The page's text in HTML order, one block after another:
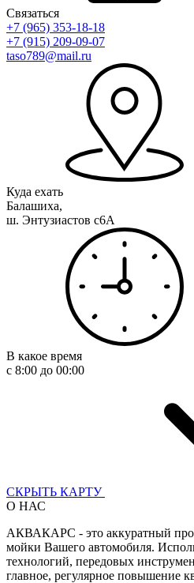
Связаться
+7 (965) 353-18-18
+7 (915) 209-09-07
taso789@mail.ru
Куда ехать
Балашиха,
ш. Энтузиастов с6А
В какое время
с 8:00 до 00:00
СКРЫТЬ КАРТУ
О НАС
АКВАКАРС - это аккуратный
мойки Вашего автомобиля.
технологий, передовых
главное, регулярное повышение